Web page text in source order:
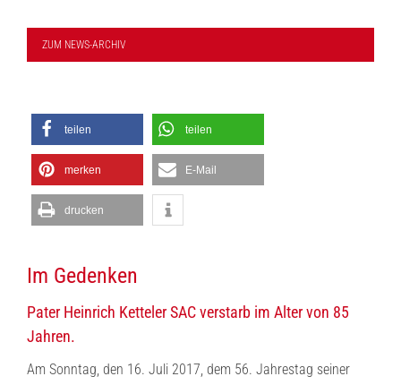
ZUM NEWS-ARCHIV
teilen teilen
merken E-Mail
drucken
Im Gedenken
Pater Heinrich Ketteler SAC verstarb im Alter von 85
Jahren.
Am Sonntag, den 16. Juli 2017, dem 56. Jahrestag seiner